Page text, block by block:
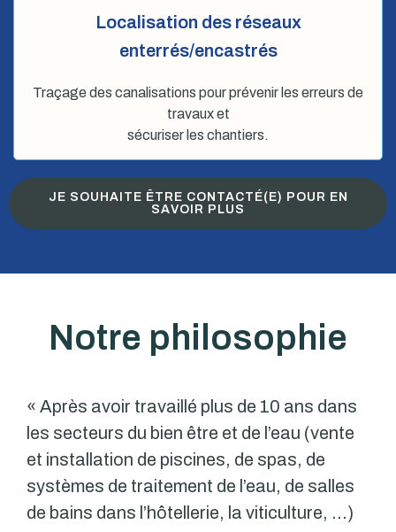
Localisation des réseaux
enterrés/encastrés
Traçage des canalisations pour prévenir les erreurs de
travaux et
sécuriser les chantiers.
JE SOUHAITE ÊTRE CONTACTÉ(E) POUR EN
SAVOIR PLUS
Notre philosophie
« Après avoir travaillé plus de 10 ans dans
les secteurs du bien être et de l’eau (vente
et installation de piscines, de spas, de
systèmes de traitement de l’eau, de salles
de bains dans l’hôtellerie, la viticulture, …)